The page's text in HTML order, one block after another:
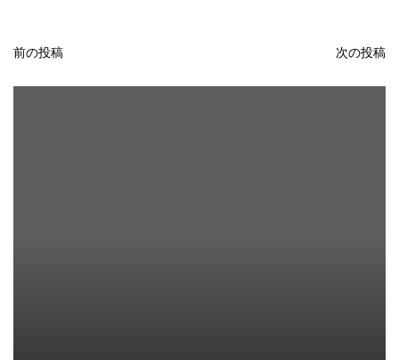
投
稿
前の投稿 次の投稿